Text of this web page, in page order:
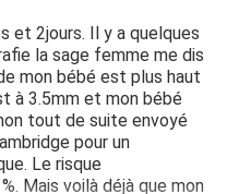
et 2jours. Il y a quelques
la sage femme me dis
mon bébé est plus haut
à 3.5mm et mon bébé
tout de suite envoyé
pour un
Le risque
Mais voilà déjà que mon